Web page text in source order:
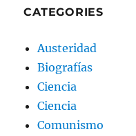
CATEGORIES
Austeridad
Biografías
Ciencia
Ciencia
Comunismo